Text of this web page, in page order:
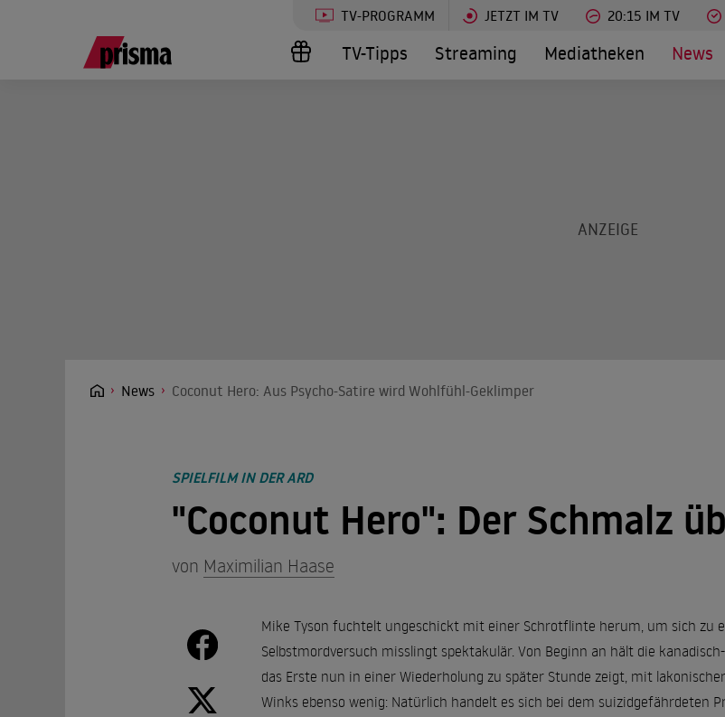
TV-PROGRAMM JETZT IM TV 20:15 IM TV
TV-Tipps Streaming Mediatheken News
News Coconut Hero: Aus Psycho-Satire wird Wohlfühl-Geklimper
SPIELFILM IN DER ARD
"Coconut Hero": Der Schmalz
von Maximilian Haase
Mike Tyson fuchtelt ungeschickt mit einer Schrotflinte herum, um sich zu
Selbstmordversuch misslingt spektakulär. Von Beginn an hält die
das Erste nun in einer Wiederholung zu später Stunde zeigt, mit
Winks ebenso wenig: Natürlich handelt es sich bei dem suizidgefährdeten